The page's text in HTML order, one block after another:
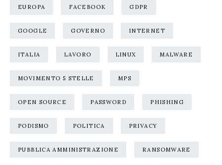
EUROPA FACEBOOK GDPR
GOOGLE GOVERNO INTERNET
ITALIA LAVORO LINUX MALWARE
MOVIMENTO 5 STELLE MPS
OPEN SOURCE PASSWORD PHISHING
PODISMO POLITICA PRIVACY
PUBBLICA AMMINISTRAZIONE RANSOMWARE